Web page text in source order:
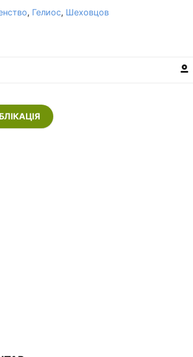
, Гелиос, Шеховцов